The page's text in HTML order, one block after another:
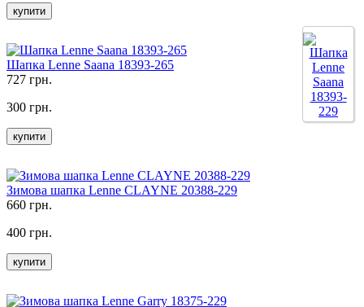
купити
Шапка Lenne Saana 18393-265
727 грн.
300 грн.
купити
Зимова шапка Lenne CLAYNE 20388-229
660 грн.
400 грн.
купити